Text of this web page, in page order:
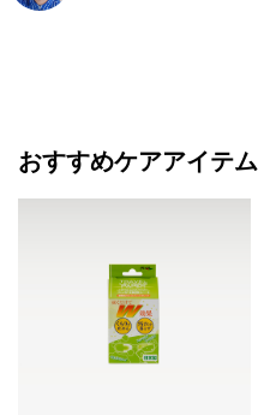
おすすめケアアイテム